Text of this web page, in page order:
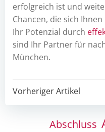
erfolgreich ist und
Chancen, die sich
Ihr Potenzial durch
sind Ihr Partner für
München.
Post
navigation
Vorheriger Artikel
Abschluss